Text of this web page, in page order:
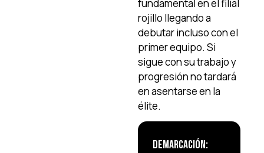
fundamental en el filial
rojillo llegando a
debutar incluso con el
primer equipo. Si
sigue con su trabajo y
progresión no tardará
en asentarse en la
élite.
Demarcación: